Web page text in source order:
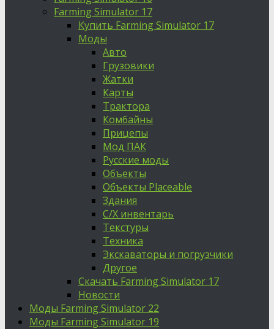
Farming Simulator 17
Купить Farming Simulator 17
Моды
Авто
Грузовики
Жатки
Карты
Трактора
Комбайны
Прицепы
Мод ПАК
Русские моды
Объекты
Объекты Placeable
Здания
С/Х инвентарь
Текстуры
Техника
Экскаваторы и погрузчики
Другое
Скачать Farming Simulator 17
Новости
Моды Farming Simulator 22
Моды Farming Simulator 19